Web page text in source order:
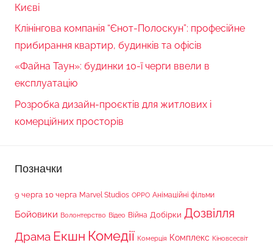
Києві
Клінінгова компанія “Єнот-Полоскун”: професійне
прибирання квартир, будинків та офісів
«Файна Таун»: будинки 10-ї черги ввели в
експлуатацію
Розробка дизайн-проєктів для житлових і
комерційних просторів
Позначки
9 черга 10 черга Marvel Studios OPPO Анімаційні фільми
Бойовики Волонтерство Відео Війна Добірки Дозвілля
Драма Екшн Комедії Комерція Комплекс Кіновсесвіт